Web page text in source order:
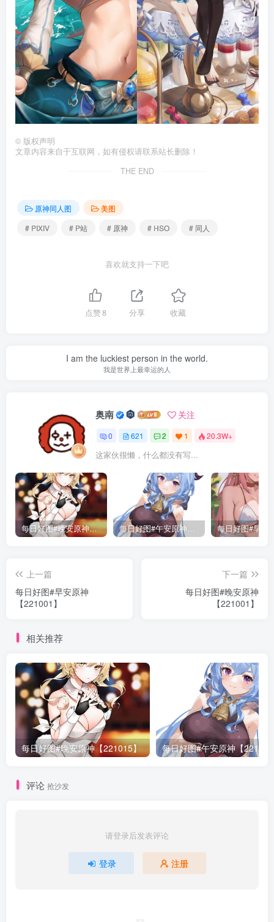
© 版权声明
文章内容来自于互联网，如有侵权请联系站长删除！
THE END
原神同人图
美图
# PIXIV
# P站 # 原神 # HSO # 同人
喜欢就支持一下吧
点赞8 分享 收藏
I am the luckiest person in the world.
我是世界上最幸运的人
奥南 关注
0 621 2 1 20.3W+
这家伙很懒，什么都没有写...
每日好图#晚安原神【221015】
上一篇
每日好图#早安原神
【221001】
下一篇
每日好图#晚安原神
【221001】
相关推荐
每日好图#晚安原神【221015】 每日好图#午安原神【
评论 抢沙发
请登录后发表评论
登录 注册